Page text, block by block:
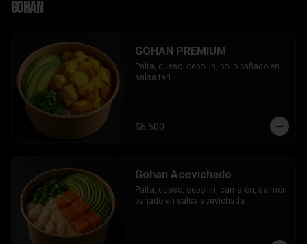
Gohan
GOHAN PREMIUM
Palta, queso. cebollin, pollo bañado en
salsa tari.
$6.500
Gohan Acevichado
Palta, queso, cebollín, camarón, salmón
bañado en salsa acevichada.